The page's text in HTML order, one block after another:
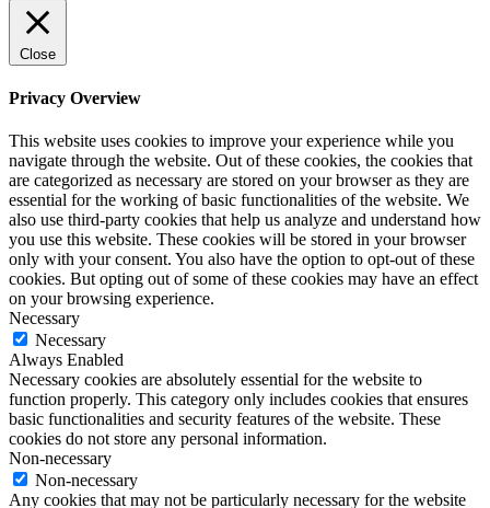
Close
Privacy Overview
This website uses cookies to improve your experience while you
navigate through the website. Out of these cookies, the cookies that
are categorized as necessary are stored on your browser as they are
essential for the working of basic functionalities of the website. We
also use third-party cookies that help us analyze and understand how
you use this website. These cookies will be stored in your browser
only with your consent. You also have the option to opt-out of these
cookies. But opting out of some of these cookies may have an effect
on your browsing experience.
Necessary
Necessary
Always Enabled
Necessary cookies are absolutely essential for the website to
function properly. This category only includes cookies that ensures
basic functionalities and security features of the website. These
cookies do not store any personal information.
Non-necessary
Non-necessary
Any cookies that may not be particularly necessary for the website